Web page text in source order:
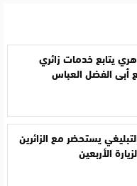
يتابع خدمات زائري
أبي الفضل العباس
يستحضر مع الزائرين
الأربعين